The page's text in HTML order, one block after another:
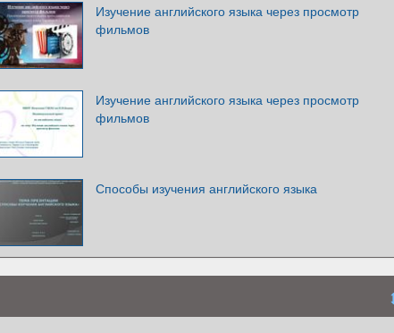
Изучение английского языка через просмотр
фильмов
Изучение английского языка через просмотр
фильмов
Способы изучения английского языка